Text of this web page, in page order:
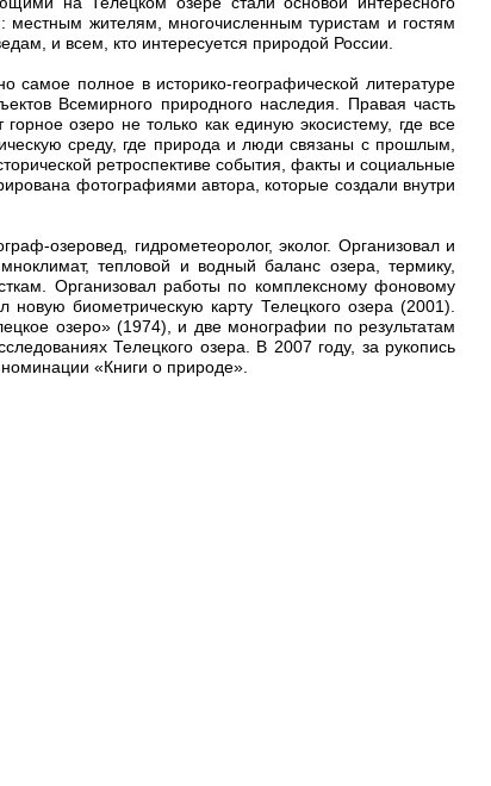
местным жителям, многочисленным туристам и гостям
и всем, кто интересуется природой России.
самое полное в историко-географической литературе
Всемирного природного наследия. Правая часть
озеро не только как единую экосистему, где все
среду, где природа и люди связаны с прошлым,
ретроспективе события, факты и социальные
фотографиями автора, которые создали внутри
озеровед, гидрометеоролог, эколог. Организовал и
тепловой и водный баланс озера, термику,
Организовал работы по комплексному фоновому
биометрическую карту Телецкого озера (2001).
озеро» (1974), и две монографии по результатам
Телецкого озера. В 2007 году, за рукопись
«Книги о природе».